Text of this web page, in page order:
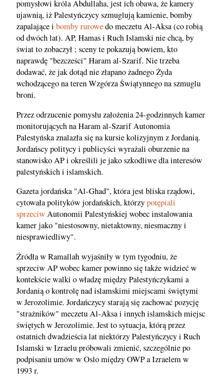
pomysłowi króla Abdullaha, jest ich obawa, że kamery
ujawnią, iż Palestyńczycy szmuglują kamienie, bomby
zapalające i bomby rurowedo meczetu Al-Aksa (co robią
od dwóch lat). AP, Hamas i Ruch Islamski nie chcą, by
świat to zobaczył ; sceny te pokazują bowiem, kto
naprawdę "bezcześci" Haram al-Szarif. Nie trzeba
dodawać, że jak dotąd nie złapano żadnego Żyda
wchodzącego na teren Wzgórza Świątynnego na szmuglu
broni.
Przez odrzucenie pomysłu założenia 24-godzinnych kamer
monitorujących na Haram al-Szarif Autonomia
Palestyńska znalazła się na kursie kolizyjnym z Jordanią.
Jordańscy politycy i publicyści wyrażali oburzenie na
stanowisko AP i określili je jako szkodliwe dla interesów
palestyńskich i islamskich.
Gazeta jordańska "Al-Ghad", która jest bliska rządowi,
cytowała polityków jordańskich, którzypotępiali
sprzeciwAutonomii Palestyńskiej wobec instalowania
kamer jako "niestosowny, nietaktowny, niesmaczny i
niesprawiedliwy".
Źródła w Ramallah wyjaśniły w tym tygodniu, że
sprzeciw AP wobec kamer powinno się także widzieć w
kontekście walki o władzę między Palestyńczykami a
Jordanią o kontrolę nad islamskimi miejscami świętymi
w Jerozolimie. Jordańczycy starają się zachować pozycję
"strażników" meczetu Al-Aksa i innych islamskich miejsc
świętych w Jerozolimie. Jest to sytuacja, którą przez
ostatnich dwadzieścia lat niektórzy Palestyńczycy i Ruch
Islamski w Izraelu próbowali zmienić, szczególnie po
podpisaniu umów w Oslo między OWP a Izraelem w
1993 r.